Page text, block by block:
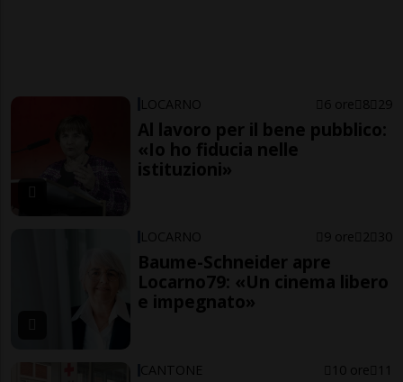
LOCARNO 6 ore 8 29
Al lavoro per il bene pubblico:
«Io ho fiducia nelle
istituzioni»
LOCARNO 9 ore 2 30
Baume-Schneider apre
Locarno79: «Un cinema libero
e impegnato»
CANTONE 10 ore 11